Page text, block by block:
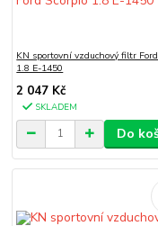
KN sportovní vzduchový filtr
1.8 E-1450
2 047 Kč
SKLADEM
Do